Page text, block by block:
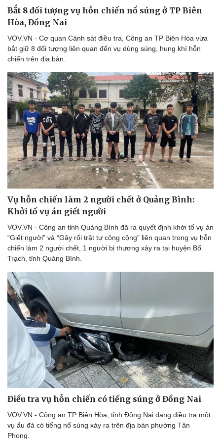
Bóng đá
Lịch thi đấu bóng đá
Thế giới thể thao
eSports
Hậu trường
Xe máy
Tư vấn
Bắt 8 đối tượng vụ hỗn chiến nổ súng ở TP Biên
Hòa, Đồng Nai
VOV.VN - Cơ quan Cảnh sát điều tra, Công an TP Biên Hòa vừa
bắt giữ 8 đối tượng liên quan đến vụ dùng súng, hung khí hỗn
chiến trên địa bàn.
Vụ hỗn chiến làm 2 người chết ở Quảng Bình:
Khởi tố vụ án giết người
VOV.VN - Công an tỉnh Quảng Bình đã ra quyết định khởi tố vụ án
“Giết người” và “Gây rối trật tự công cộng” liên quan trong vụ hỗn
chiến làm 2 người chết, 1 người bị thương xảy ra tại huyện Bố
Trạch, tỉnh Quảng Bình.
Điều tra vụ hỗn chiến có tiếng súng ở Đồng Nai
VOV.VN - Công an TP Biên Hòa, tỉnh Đồng Nai đang điều tra một
vụ ẩu đả có tiếng nổ súng xảy ra trên địa bàn phường Tân
Phong.